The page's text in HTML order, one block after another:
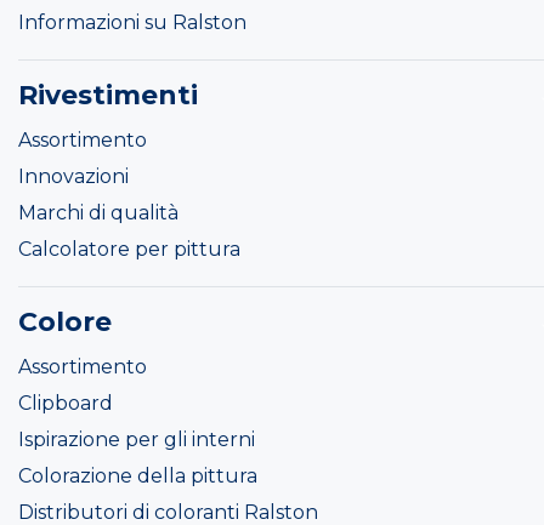
Informazioni su Ralston
Rivestimenti
Assortimento
Innovazioni
Marchi di qualità
Calcolatore per pittura
Colore
Assortimento
Clipboard
Ispirazione per gli interni
Colorazione della pittura
Distributori di coloranti Ralston